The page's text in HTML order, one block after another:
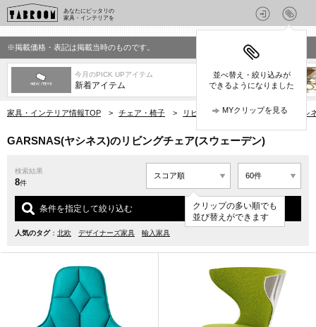
あなたにピッタリの
家具・インテリアを
並べ替え・絞り込みが
できるようになりました
MYクリップを見る
※掲載価格・表記は掲載当時のものです。
今月のPICK UPアイテム
新着アイテム
家具・インテリア情報TOP > チェア・椅子 > リビングチェア > GARSNAS(ヤシ
GARSNAS(ヤシネス)のリビングチェア(スウェーデン)
検索結果
8件
クリップの多い順でも
並び替えができます
条件を指定して絞り込む
人気のタグ： 北欧 デザイナーズ家具 輸入家具